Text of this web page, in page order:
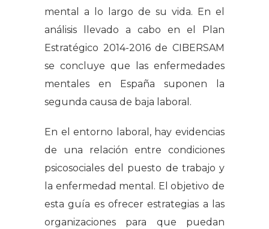
mental a lo largo de su vida. En el
análisis llevado a cabo en el Plan
Estratégico 2014-2016 de CIBERSAM
se concluye que las enfermedades
mentales en España suponen la
segunda causa de baja laboral.
En el entorno laboral, hay evidencias
de una relación entre condiciones
psicosociales del puesto de trabajo y
la enfermedad mental. El objetivo de
esta guía es ofrecer estrategias a las
organizaciones para que puedan